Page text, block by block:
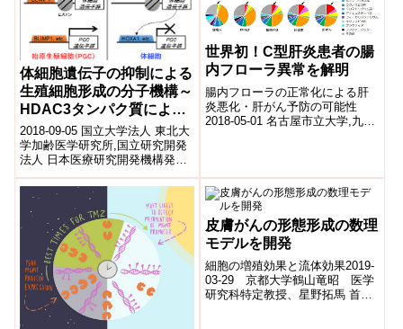
体細胞遺伝子の抑制による
生殖細胞形成の分子機構～
HDAC3タンパク質による
生殖細胞形成の制御～
2018-09-05 国立大学法人 東北大
学加齢医学研究所,国立研究開発
法人 日本医療研究開発機構発表
のポイント 生殖細胞が胚発生の
初期段階で形成される際に必
要...
世界初！C型肝炎患者の腸
内フローラ異常を解明
腸内フローラの正常化による肝
炎悪化・肝がん予防の可能性
2018-05-01 名古屋市立大学,九州
皮膚がんの形態形成の数理
モデルを開発
細胞の増殖効果と流体効果2019-
03-29 京都大学鶴山竜昭 医学
研究科特定教授、星野拓馬 首都